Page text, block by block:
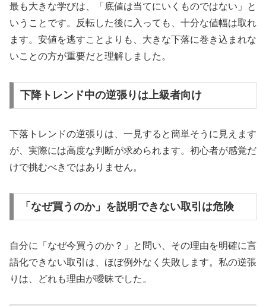
最も大きな学びは、「底値は当てにいくものではない」と
いうことです。反転した後に入っても、十分な値幅は取れ
ます。安値を逃すことよりも、大きな下落に巻き込まれな
いことの方が重要だと理解しました。
下降トレンド中の逆張りは上級者向け
下落トレンドの逆張りは、一見すると簡単そうに見えます
が、実際には高度な判断が求められます。初心者が感覚だ
けで挑むべきではありません。
「なぜ買うのか」を説明できない取引は危険
自分に「なぜ今買うのか？」と問い、その理由を明確に言
語化できない取引は、ほぼ例外なく失敗します。私の逆張
りは、どれも理由が曖昧でした。